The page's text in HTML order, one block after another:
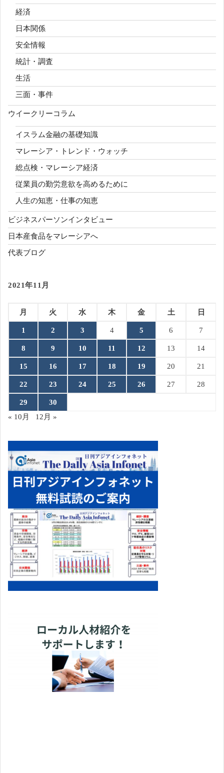
経済
日本関係
安全情報
統計・調査
生活
三面・事件
ウイークリーコラム
イスラム金融の基礎知識
マレーシア・トレンド・ウォッチ
総点検・マレーシア経済
従業員の勤労意欲を高めるために
人生の知恵・仕事の知恵
ビジネスパーソンインタビュー
日本産食品をマレーシアへ
代表ブログ
2021年11月
月 火 水 木 金 土 日
1 2 3 4 5 6 7
8 9 10 11 12 13 14
15 16 17 18 19 20 21
22 23 24 25 26 27 28
29
30
« 10月
12月 »